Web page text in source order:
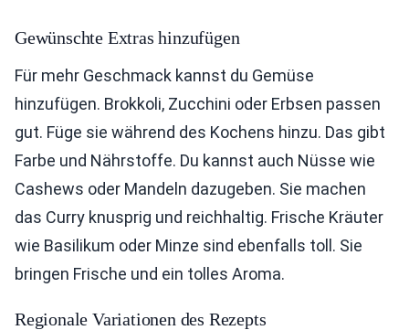
Gewünschte Extras hinzufügen
Für mehr Geschmack kannst du Gemüse
hinzufügen. Brokkoli, Zucchini oder Erbsen passen
gut. Füge sie während des Kochens hinzu. Das gibt
Farbe und Nährstoffe. Du kannst auch Nüsse wie
Cashews oder Mandeln dazugeben. Sie machen
das Curry knusprig und reichhaltig. Frische Kräuter
wie Basilikum oder Minze sind ebenfalls toll. Sie
bringen Frische und ein tolles Aroma.
Regionale Variationen des Rezepts